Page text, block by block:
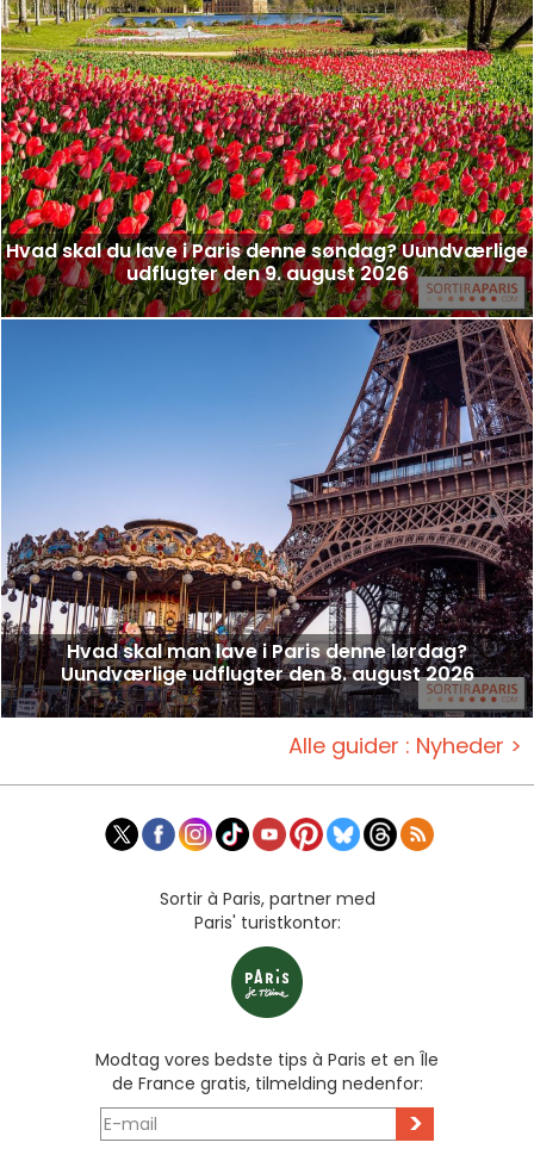
Hvad skal du lave i Paris denne søndag? Uundværlige
udflugter den 9. august 2026
Hvad skal man lave i Paris denne lørdag?
Uundværlige udflugter den 8. august 2026
Alle guider : Nyheder >
Sortir à Paris, partner med
Paris' turistkontor:
Modtag vores bedste tips à Paris et en Île
de France gratis, tilmelding nedenfor:
>